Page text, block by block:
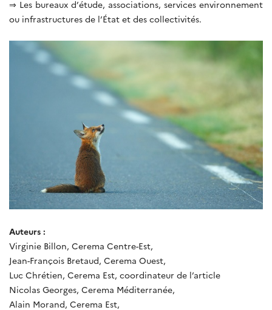
⇒ Les bureaux d’étude, associations, services environnement
ou infrastructures de l’État et des collectivités.
Auteurs :
Virginie Billon, Cerema Centre-Est,
Jean-François Bretaud, Cerema Ouest,
Luc Chrétien, Cerema Est, coordinateur de l’article
Nicolas Georges, Cerema Méditerranée,
Alain Morand, Cerema Est,